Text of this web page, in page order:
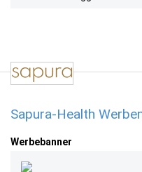
Sapura-Health
Werbebanner